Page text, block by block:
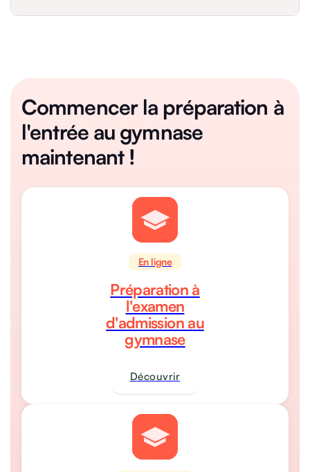
Commencer la préparation à
l'entrée au gymnase
maintenant !
En ligne
Préparation à
l'examen
d'admission au
gymnase
Découvrir